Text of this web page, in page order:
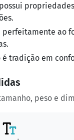
perfeitamente ao
é tradição em
peso e